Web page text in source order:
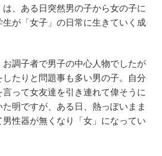
は、ある日突然男の子から女の子に
が「女子」の日常に生きていく成
調子者で男子の中心人物でしたが
たりと問題事も多い男の子。自分
って女友達を引き連れて偉そうに
明ですが、ある日、熱っぽいまま
性器が無くなり「女」になってい